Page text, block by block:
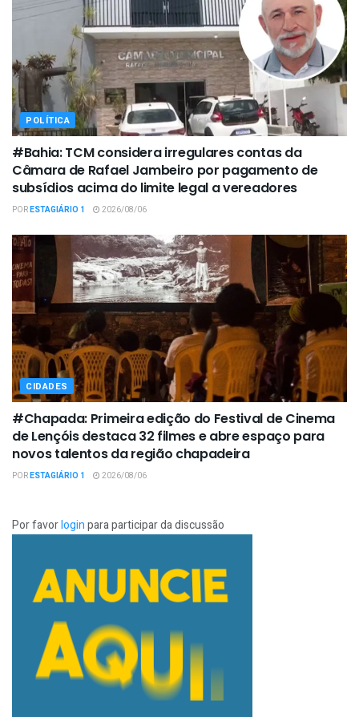
POLÍTICA
#Bahia: TCM considera irregulares contas da
Câmara de Rafael Jambeiro por pagamento de
subsídios acima do limite legal a vereadores
PORESTAGIÁRIO 1 2026/08/06
CIDADES
#Chapada: Primeira edição do Festival de Cinema
de Lençóis destaca 32 filmes e abre espaço para
novos talentos da região chapadeira
PORESTAGIÁRIO 1 2026/08/06
Por favorloginpara participar da discussão